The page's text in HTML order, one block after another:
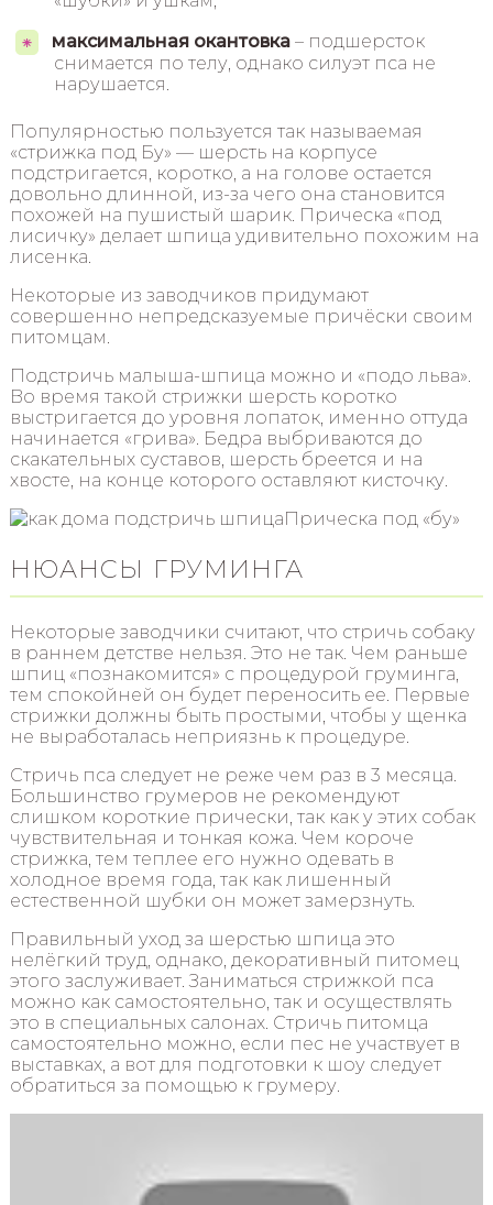
максимальная окантовка– подшерсток
снимается по телу, однако силуэт пса не
нарушается.
Популярностью пользуется так называемая
«стрижка под Бу» — шерсть на корпусе
подстригается, коротко, а на голове остается
довольно длинной, из-за чего она становится
похожей на пушистый шарик. Прическа «под
лисичку» делает шпица удивительно похожим на
лисенка.
Некоторые из заводчиков придумают
совершенно непредсказуемые причёски своим
питомцам.
Подстричь малыша-шпица можно и «подо льва».
Во время такой стрижки шерсть коротко
выстригается до уровня лопаток, именно оттуда
начинается «грива». Бедра выбриваются до
скакательных суставов, шерсть бреется и на
хвосте, на конце которого оставляют кисточку.
Прическа под «бу»
НЮАНСЫ ГРУМИНГА
Некоторые заводчики считают, что стричь собаку
в раннем детстве нельзя. Это не так. Чем раньше
шпиц «познакомится» с процедурой груминга,
тем спокойней он будет переносить ее. Первые
стрижки должны быть простыми, чтобы у щенка
не выработалась неприязнь к процедуре.
Стричь пса следует не реже чем раз в 3 месяца.
Большинство грумеров не рекомендуют
слишком короткие прически, так как у этих собак
чувствительная и тонкая кожа. Чем короче
стрижка, тем теплее его нужно одевать в
холодное время года, так как лишенный
естественной шубки он может замерзнуть.
Правильный уход за шерстью шпица это
нелёгкий труд, однако, декоративный питомец
этого заслуживает. Заниматься стрижкой пса
можно как самостоятельно, так и осуществлять
это в специальных салонах. Стричь питомца
самостоятельно можно, если пес не участвует в
выставках, а вот для подготовки к шоу следует
обратиться за помощью к грумеру.